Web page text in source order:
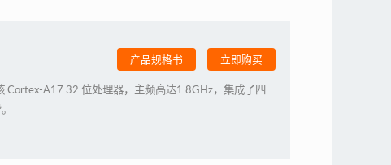
产品规格书 立即购买
Cortex-A17 32 位处理器，主频高达1.8GHz，集成了四